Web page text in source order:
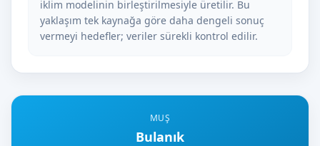
MUŞ
Bulanık
iklim modelinin birleştirilmesiyle üretilir. Bu
yaklaşım tek kaynağa göre daha dengeli sonuç
vermeyi hedefler; veriler sürekli kontrol edilir.